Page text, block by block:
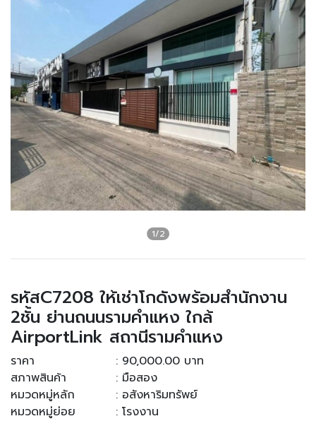
รหัสC7208 ให้เช่าโกดังพร้อมสำนักงาน
2ชั้น ย่านถนนรามคำแหง ใกล้
AirportLink สถานีรามคำแหง
ราคา
: 90,000.00 บาท
สภาพสินค้า
: มือสอง
หมวดหมู่หลัก
: อสังหาริมทรัพย์
หมวดหมู่ย่อย
: โรงงาน